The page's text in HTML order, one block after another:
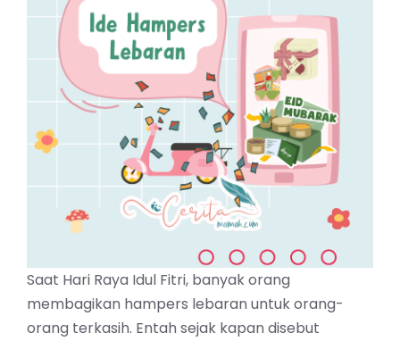
Saat Hari Raya Idul Fitri, banyak orang
membagikan hampers lebaran untuk orang-
orang terkasih. Entah sejak kapan disebut